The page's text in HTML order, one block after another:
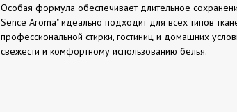
Особая формула обеспечивает длительное
Sence Aroma" идеально подходит для всех типов
профессиональной стирки, гостиниц и домашних
свежести и комфортному использованию белья.